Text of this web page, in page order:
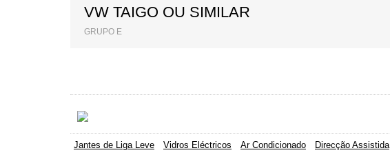
VW TAIGO OU SIMILAR
GRUPO E
Jantes de Liga Leve Vidros Eléctricos Ar Condicionado Direcção Assistida